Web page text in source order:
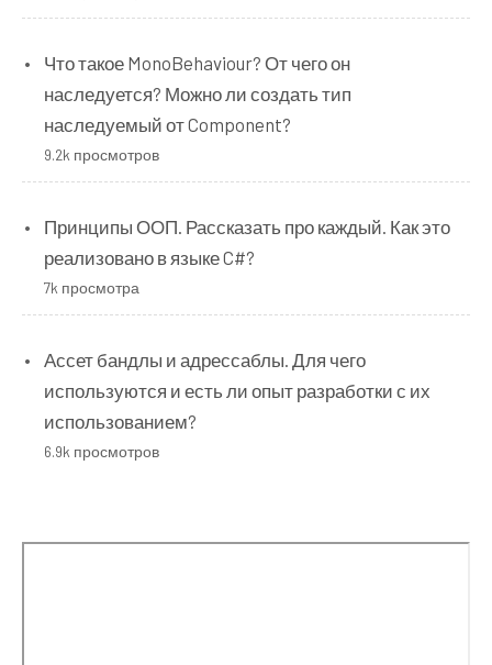
Что такое MonoBehaviour? От чего он
наследуется? Можно ли создать тип
наследуемый от Component?
9.2k просмотров
Принципы ООП. Рассказать про каждый. Как это
реализовано в языке C#?
7k просмотра
Ассет бандлы и адрессаблы. Для чего
используются и есть ли опыт разработки с их
использованием?
6.9k просмотров